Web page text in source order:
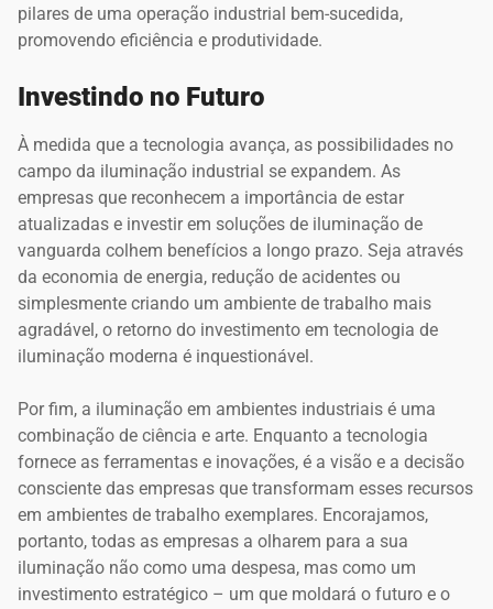
pilares de uma operação industrial bem-sucedida,
promovendo eficiência e produtividade.
Investindo no Futuro
À medida que a tecnologia avança, as possibilidades no
campo da iluminação industrial se expandem. As
empresas que reconhecem a importância de estar
atualizadas e investir em soluções de iluminação de
vanguarda colhem benefícios a longo prazo. Seja através
da economia de energia, redução de acidentes ou
simplesmente criando um ambiente de trabalho mais
agradável, o retorno do investimento em tecnologia de
iluminação moderna é inquestionável.
Por fim, a iluminação em ambientes industriais é uma
combinação de ciência e arte. Enquanto a tecnologia
fornece as ferramentas e inovações, é a visão e a decisão
consciente das empresas que transformam esses recursos
em ambientes de trabalho exemplares. Encorajamos,
portanto, todas as empresas a olharem para a sua
iluminação não como uma despesa, mas como um
investimento estratégico – um que moldará o futuro e o